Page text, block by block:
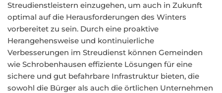
Streudienstleistern einzugehen, um auch in Zukunft
optimal auf die Herausforderungen des Winters
vorbereitet zu sein. Durch eine proaktive
Herangehensweise und kontinuierliche
Verbesserungen im Streudienst können Gemeinden
wie Schrobenhausen effiziente Lösungen für eine
sichere und gut befahrbare Infrastruktur bieten, die
sowohl die Bürger als auch die örtlichen Unternehmen